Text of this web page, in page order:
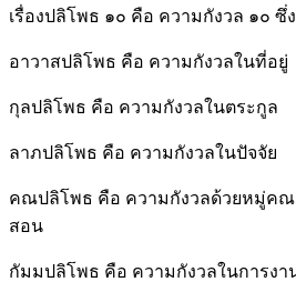
เรื่องปลิโพธ ๑๐ คือ ความกังวล ๑๐ ซึ่
อาวาสปลิโพธ คือ ความกังวลในที่อยู่
กุลปลิโพธ คือ ความกังวลในตระกูล
ลาภปลิโพธ คือ ความกังวลในปัจจัย
คณปลิโพธ คือ ความกังวลด้วยหมู่คณ
สอน
กัมมปลิโพธ คือ ความกังวลในการงา